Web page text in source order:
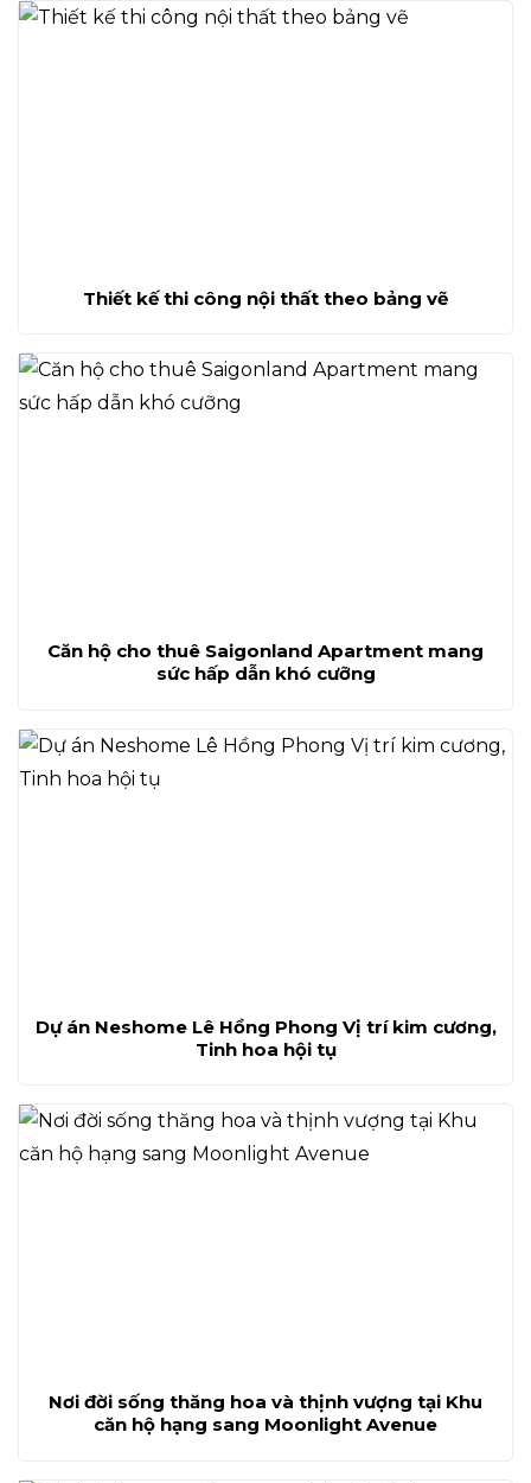
Thiết kế thi công nội thất theo bảng vẽ
Căn hộ cho thuê Saigonland Apartment mang
sức hấp dẫn khó cưỡng
Dự án Neshome Lê Hồng Phong Vị trí kim cương,
Tinh hoa hội tụ
Nơi đời sống thăng hoa và thịnh vượng tại Khu
căn hộ hạng sang Moonlight Avenue